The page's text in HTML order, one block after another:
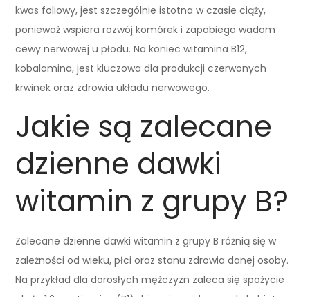
kwas foliowy, jest szczególnie istotna w czasie ciąży,
ponieważ wspiera rozwój komórek i zapobiega wadom
cewy nerwowej u płodu. Na koniec witamina B12,
kobalamina, jest kluczowa dla produkcji czerwonych
krwinek oraz zdrowia układu nerwowego.
Jakie są zalecane
dzienne dawki
witamin z grupy B?
Zalecane dzienne dawki witamin z grupy B różnią się w
zależności od wieku, płci oraz stanu zdrowia danej osoby.
Na przykład dla dorosłych mężczyzn zaleca się spożycie